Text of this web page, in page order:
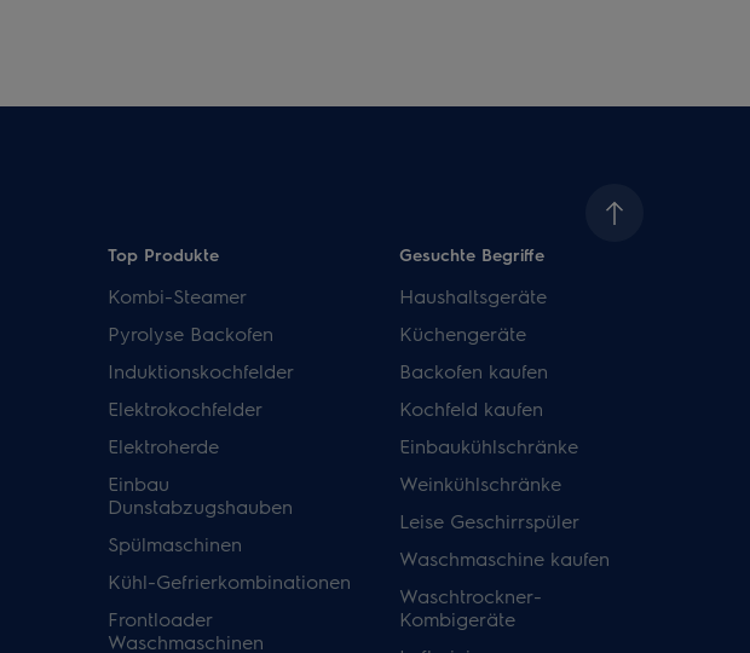
Top Produkte
Kombi-Steamer
Pyrolyse Backofen
Induktionskochfelder
Elektrokochfelder
Elektroherde
Einbau
Dunstabzugshauben
Spülmaschinen
Kühl-Gefrierkombinationen
Frontloader
Waschmaschinen
Gesuchte Begriffe
Haushaltsgeräte
Küchengeräte
Backofen kaufen
Kochfeld kaufen
Einbaukühlschränke
Weinkühlschränke
Leise Geschirrspüler
Waschmaschine kaufen
Waschtrockner-
Kombigeräte